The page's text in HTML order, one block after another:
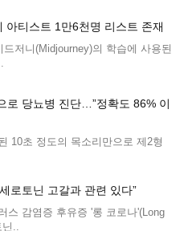
아티스트 1만6천명 리스트 존재
저니(Midjourney)의 학습에 사용된
로 당뇨병 진단…”정확도 86% 이
10초 정도의 목소리만으로 제2형
로토닌 고갈과 관련 있다”
스 감염증 후유증 '롱 코로나'(Long
닌..